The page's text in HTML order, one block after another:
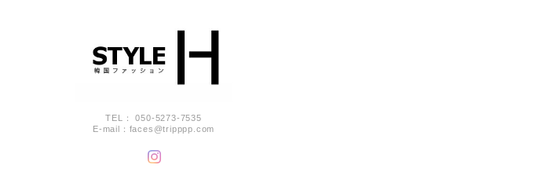
TEL： 050-5273-7535
E-mail： faces@tripppp.com